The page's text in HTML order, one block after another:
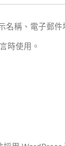
名稱、電子郵
時使用。